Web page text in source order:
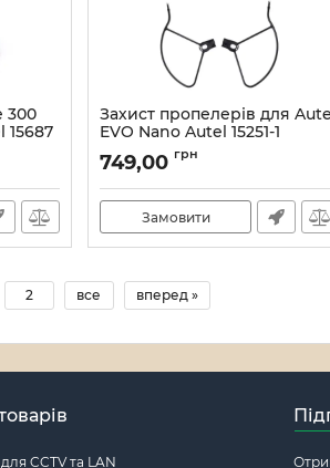
300
15687
Захист пропелерів для
EVO Nano Autel 15251-1
Артикул:21_11986/15251
749,00 грн
Замовити
2 все вперед »
CCTV та LAN